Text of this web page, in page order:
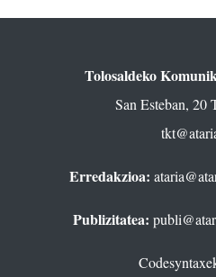
Tolosaldeko
San Esteban, 20
Erredakzioa:
Publizitatea: